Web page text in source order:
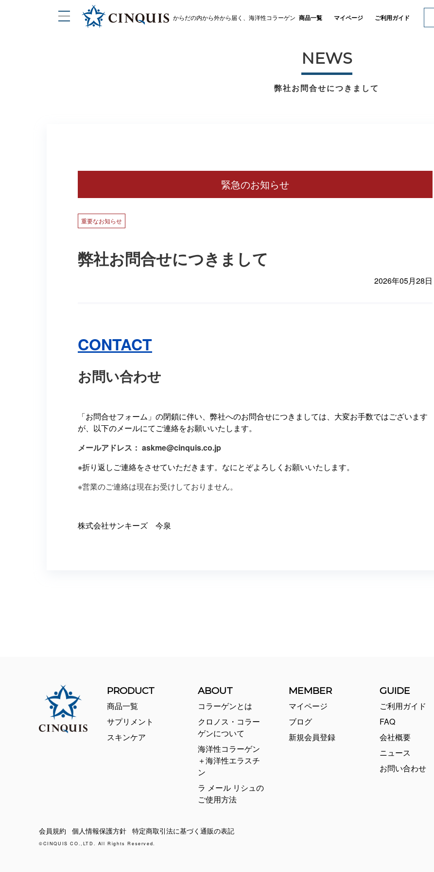
からだの内から外から届く、海洋性コラーゲン 商品一覧 マイページ ご利用ガイド
NEWS
弊社お問合せにつきまして
緊急のお知らせ
重要なお知らせ
弊社お問合せにつきまして
2026年05月28日
CONTACT
お問い合わせ
「お問合せフォーム」の閉鎖に伴い、弊社へのお問合せにつきましては、大変お手数ではございます
が、以下のメールにてご連絡をお願いいたします。
メールアドレス： askme@cinquis.co.jp
※折り返しご連絡をさせていただきます。なにとぞよろしくお願いいたします。
※営業のご連絡は現在お受けしておりません。
株式会社サンキーズ 今泉
PRODUCT
商品一覧
サプリメント
スキンケア
ABOUT
コラーゲンとは
クロノス・コラー
ゲンについて
海洋性コラーゲン
＋海洋性エラスチ
ン
ラ メール リシュの
ご使用方法
MEMBER
マイページ
ブログ
新規会員登録
GUIDE
ご利用ガイド
FAQ
会社概要
ニュース
お問い合わせ
会員規約 個人情報保護方針 特定商取引法に基づく通販の表記
©CINQUIS CO.,LTD. All Rights Reserved.